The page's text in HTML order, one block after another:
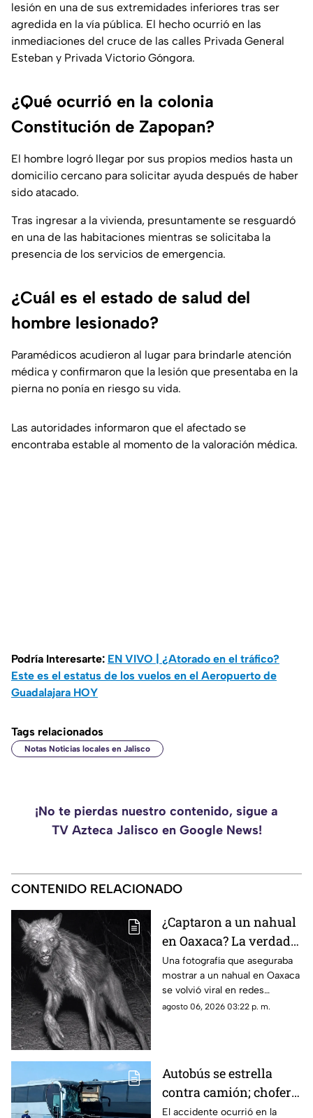
lesión en una de sus extremidades inferiores tras ser
agredida en la vía pública. El hecho ocurrió en las
inmediaciones del cruce de las calles Privada General
Esteban y Privada Victorio Góngora.
¿Qué ocurrió en la colonia
Constitución de Zapopan?
El hombre logró llegar por sus propios medios hasta un
domicilio cercano para solicitar ayuda después de haber
sido atacado.
Tras ingresar a la vivienda, presuntamente se resguardó
en una de las habitaciones mientras se solicitaba la
presencia de los servicios de emergencia.
¿Cuál es el estado de salud del
hombre lesionado?
Paramédicos acudieron al lugar para brindarle atención
médica y confirmaron que la lesión que presentaba en la
pierna no ponía en riesgo su vida.
Las autoridades informaron que el afectado se
encontraba estable al momento de la valoración médica.
Podría Interesarte: EN VIVO | ¿Atorado en el tráfico?
Este es el estatus de los vuelos en el Aeropuerto de
Guadalajara HOY
Tags relacionados
Notas Noticias locales en Jalisco
¡No te pierdas nuestro contenido, sigue a
TV Azteca Jalisco en Google News!
CONTENIDO RELACIONADO
¿Captaron a un nahual
en Oaxaca? La verdad
detrás de la imagen
viral
Una fotografía que aseguraba
mostrar a un nahual en Oaxaca
se volvió viral en redes
sociales, aunque la realidad
agosto 06, 2026 03:22 p. m.
Autobús se estrella
contra camión; chofer
muere PR3NS4D0 tras
El accidente ocurrió en la